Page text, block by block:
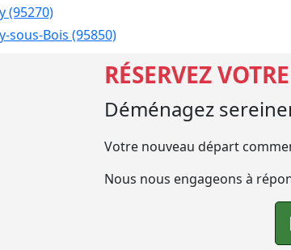
(95270)
sous-Bois (95850)
RÉSERVEZ
Déménagez
Votre nouveau départ
Nous nous engageons à